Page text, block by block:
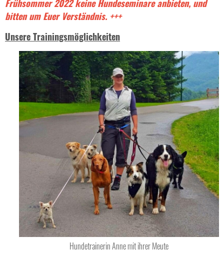
Frühsommer 2022 keine Hundeseminare anbieten, und
bitten um Euer Verständnis. +++
Unsere Trainingsmöglichkeiten
Hundetrainerin Anne mit ihrer Meute